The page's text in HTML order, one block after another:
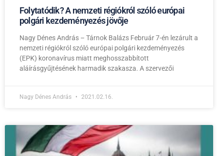
Folytatódik? A nemzeti régiókról szóló európai
polgári kezdeményezés jövője
Nagy Dénes András – Tárnok Balázs Február 7-én lezárult a
nemzeti régiókról szóló európai polgári kezdeményezés
(EPK) koronavírus miatt meghosszabbított
aláírásgyűjtésének harmadik szakasza. A szervezői
Nagy Dénes András 2021.02.16.